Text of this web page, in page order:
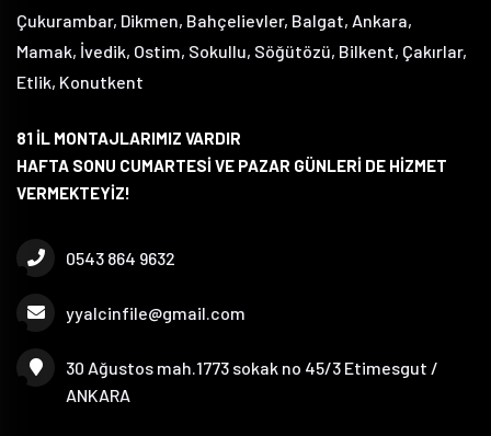
Çukurambar, Dikmen, Bahçelievler, Balgat, Ankara,
Mamak, İvedik, Ostim, Sokullu, Söğütözü, Bilkent, Çakırlar,
Etlik, Konutkent
81 İL MONTAJLARIMIZ VARDIR
HAFTA SONU CUMARTESİ VE PAZAR GÜNLERİ DE HİZMET
VERMEKTEYİZ!
0543 864 9632
yyalcinfile@gmail.com
30 Ağustos mah.1773 sokak no 45/3 Etimesgut /
ANKARA